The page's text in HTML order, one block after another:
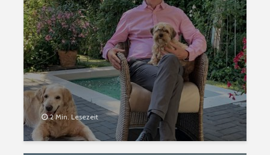
2 Min. Lesezeit